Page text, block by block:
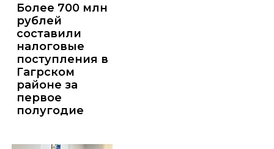
Более 700 млн
рублей
составили
налоговые
поступления в
Гагрском
районе за
первое
полугодие